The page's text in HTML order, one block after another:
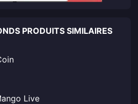
PRODUITS SIMILAIRES
Live